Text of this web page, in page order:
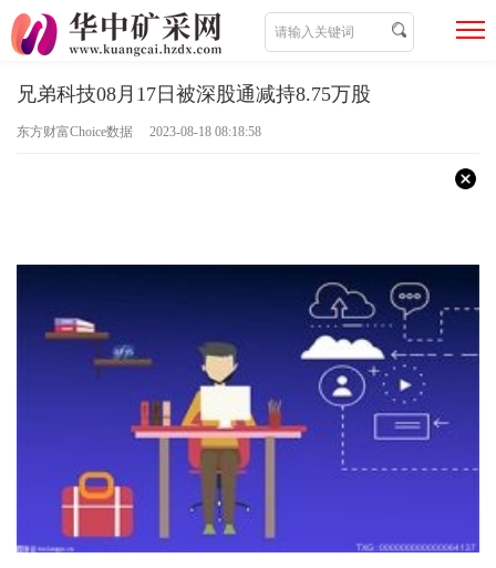
兄弟科技08月17日被深股通减持8.75万股
东方财富Choice数据 2023-08-18 08:18:58